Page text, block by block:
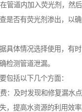
管道内加入荧光剂，然
是否有荧光剂渗出，以
具体情况选择使用，有
检测管道泄漏。
包括以下几个方面：
：及时发现和修复漏水
，提高水资源的利用效率